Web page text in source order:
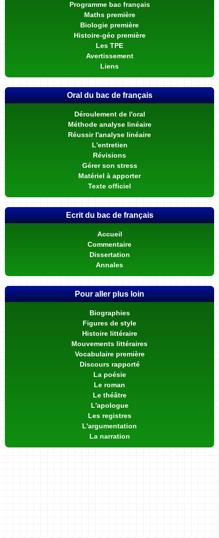
Programme bac français
Maths première
Biologie première
Histoire-géo première
Les TPE
Avertissement
Liens
Oral du bac de français
Déroulement de l'oral
Méthode analyse linéaire
Réussir l'analyse linéaire
L'entretien
Révisions
Gérer son stress
Matériel à apporter
Texte officiel
Ecrit du bac de français
Accueil
Commentaire
Dissertation
Annales
Pour aller plus loin
Biographies
Figures de style
Histoire littéraire
Mouvements littéraires
Vocabulaire première
Discours rapporté
La poésie
Le roman
Le théâtre
L'apologue
Les registres
L'argumentation
La narration